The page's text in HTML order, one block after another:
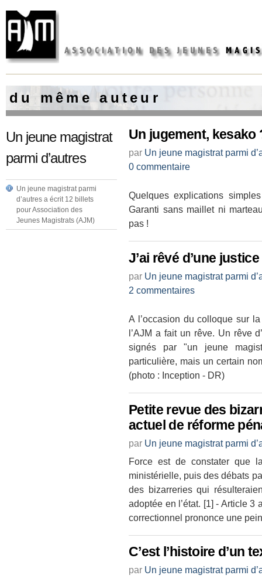
d u m ê m e a u t e u r
Un jeune magistrat
parmi d’autres
Un jeune magistrat parmi
d’autres a écrit 12 billets
pour Association des
Jeunes Magistrats (AJM)
Un jugement, kesako
par Un jeune magistrat parmi
0 commentaire
Quelques explications
Garanti sans maillet ni
pas !
J’ai rêvé d’une
par Un jeune magistrat parmi
2 commentaires
A l’occasion du colloque sur
l’AJM a fait un rêve. Un rêve
signés par "un jeune
particulière, mais un certain
(photo : Inception - DR)
Petite revue des
actuel de réforme
par Un jeune magistrat parmi
Force est de constater que
ministérielle, puis des débats
des bizarreries qui
adoptée en l’état. [1] - Article 3
correctionnel prononce une
C’est l’histoire d’un
par Un jeune magistrat parmi